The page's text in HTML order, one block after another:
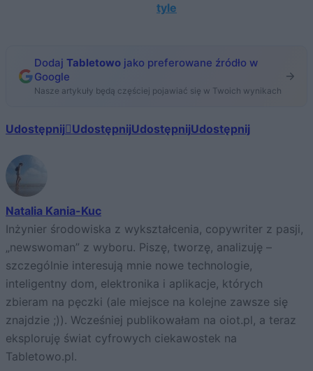
tyle
Dodaj Tabletowo jako preferowane źródło w
Google
Nasze artykuły będą częściej pojawiać się w Twoich wynikach
Udostępnij UdostępnijUdostępnijUdostępnij
Natalia Kania-Kuc
Inżynier środowiska z wykształcenia, copywriter z pasji,
„newswoman” z wyboru. Piszę, tworzę, analizuję –
szczególnie interesują mnie nowe technologie,
inteligentny dom, elektronika i aplikacje, których
zbieram na pęczki (ale miejsce na kolejne zawsze się
znajdzie ;)). Wcześniej publikowałam na oiot.pl, a teraz
eksploruję świat cyfrowych ciekawostek na
Tabletowo.pl.